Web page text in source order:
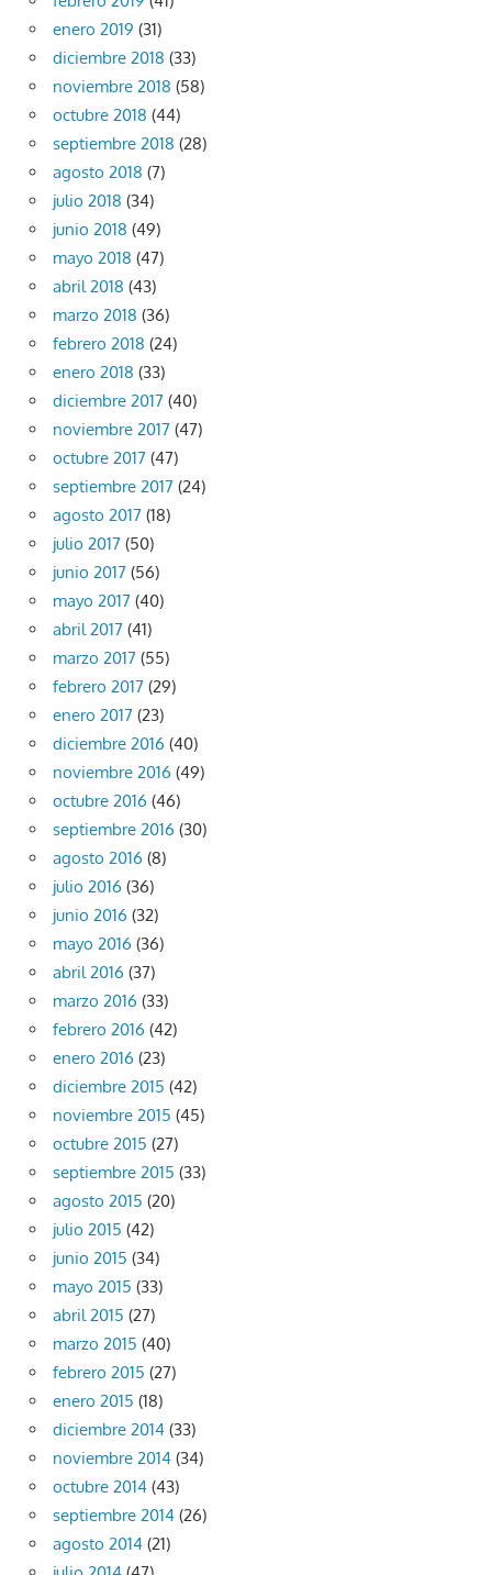
enero 2019 (31)
diciembre 2018 (33)
noviembre 2018 (58)
octubre 2018 (44)
septiembre 2018 (28)
agosto 2018 (7)
julio 2018 (34)
junio 2018 (49)
mayo 2018 (47)
abril 2018 (43)
marzo 2018 (36)
febrero 2018 (24)
enero 2018 (33)
diciembre 2017 (40)
noviembre 2017 (47)
octubre 2017 (47)
septiembre 2017 (24)
agosto 2017 (18)
julio 2017 (50)
junio 2017 (56)
mayo 2017 (40)
abril 2017 (41)
marzo 2017 (55)
febrero 2017 (29)
enero 2017 (23)
diciembre 2016 (40)
noviembre 2016 (49)
octubre 2016 (46)
septiembre 2016 (30)
agosto 2016 (8)
julio 2016 (36)
junio 2016 (32)
mayo 2016 (36)
abril 2016 (37)
marzo 2016 (33)
febrero 2016 (42)
enero 2016 (23)
diciembre 2015 (42)
noviembre 2015 (45)
octubre 2015 (27)
septiembre 2015 (33)
agosto 2015 (20)
julio 2015 (42)
junio 2015 (34)
mayo 2015 (33)
abril 2015 (27)
marzo 2015 (40)
febrero 2015 (27)
enero 2015 (18)
diciembre 2014 (33)
noviembre 2014 (34)
octubre 2014 (43)
septiembre 2014 (26)
agosto 2014 (21)